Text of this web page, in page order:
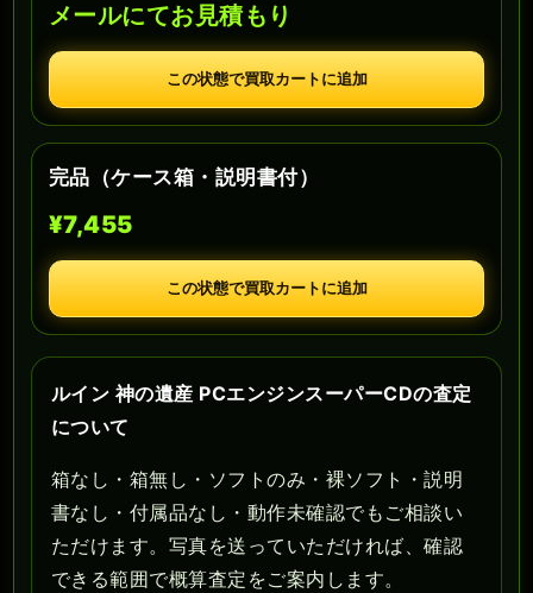
メールにてお見積もり
この状態で買取カートに追加
完品（ケース箱・説明書付）
¥7,455
この状態で買取カートに追加
ルイン 神の遺産 PCエンジンスーパーCDの査定
について
箱なし・箱無し・ソフトのみ・裸ソフト・説明
書なし・付属品なし・動作未確認でもご相談い
ただけます。写真を送っていただければ、確認
できる範囲で概算査定をご案内します。